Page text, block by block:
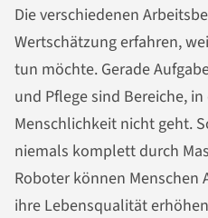
Die verschiedenen
Wertschätzung erfahren,
tun möchte. Gerade
und Pflege sind Bereiche,
Menschlichkeit nicht geht.
niemals komplett durch
Roboter können Menschen
ihre Lebensqualität